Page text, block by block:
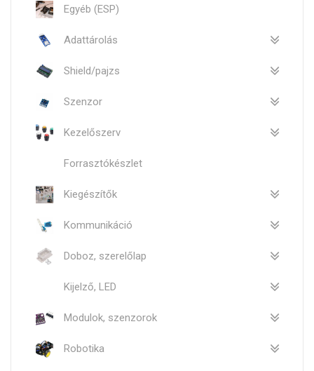
Egyéb (ESP)
Adattárolás
Shield/pajzs
Szenzor
Kezelőszerv
Forrasztókészlet
Kiegészítők
Kommunikáció
Doboz, szerelőlap
Kijelző, LED
Modulok, szenzorok
Robotika